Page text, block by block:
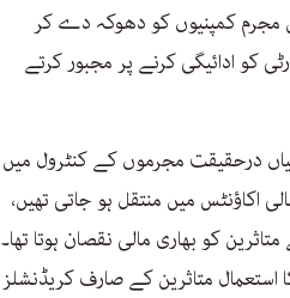
کمپنیوں کو دھوکہ دے کر
کو ادائیگی کرنے پر مجبور کرتے
درحقیقت مجرموں کے کنٹرول میں
اکاؤنٹس میں منتقل ہو جاتی تھیں،
کو بھاری مالی نقصان ہوتا تھا۔
استعمال متاثرین کے صارف کریڈنشلز